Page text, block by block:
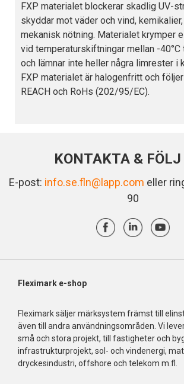
FXP materialet blockerar skadlig UV-
skyddar mot väder och vind,
mekanisk nötning. Materialet krymper
vid temperaturskiftningar mellan -40°C
och lämnar inte heller några limrester i
FXP materialet är halogenfritt och
REACH och RoHs (202/95/EC).
KONTAKTA & FÖLJ
E-post: info.se.fln@lapp.com eller
90
Fleximark e-shop
Fleximark säljer märksystem främst till
även till andra användningsområden. Vi
små och stora projekt, till fastigheter och
infrastrukturprojekt, sol- och vindenergi,
dryckesindustri, offshore och telekom m.fl.